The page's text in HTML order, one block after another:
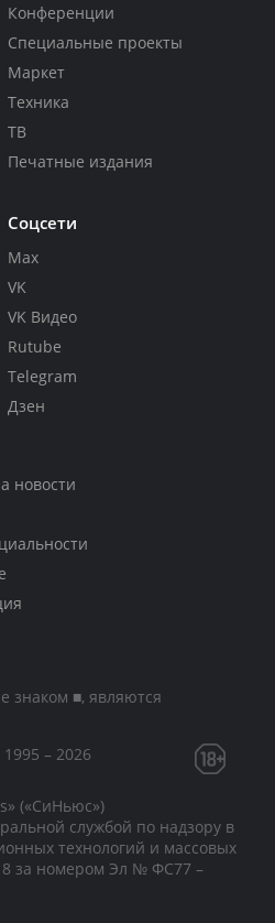
Конференции
Специальные проекты
Маркет
Техника
ТВ
Печатные издания
Соцсети
Max
VK
VK Видео
Rutube
Telegram
Дзен
новости
знаком ■, являются
– 2026
(«СиНьюс»)
службой по надзору в
технологий и массовых
за номером Эл № ФС77 –